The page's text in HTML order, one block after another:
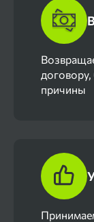
причины